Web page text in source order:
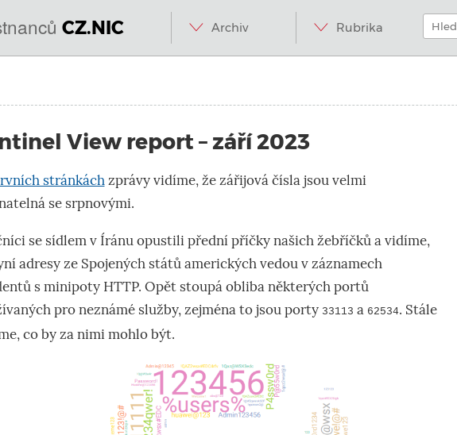
CZ.NIC
obsah
Archiv Rubrika
Hledat:
View report – září 2023
stránkáchzprávy vidíme, že zářijová čísla jsou velmi
se srpnovými.
se sídlem v Íránuopustili přední příčky našich žebříčkůa vidíme,
adresy ze Spojených státůamerickýchvedou v záznamech
s minipoty HTTP. Opět stoupá obliba některých portů
pro neznámé služby, zejménato jsouporty 33113 a 62534. Stále
co by za nimi mohlo být.